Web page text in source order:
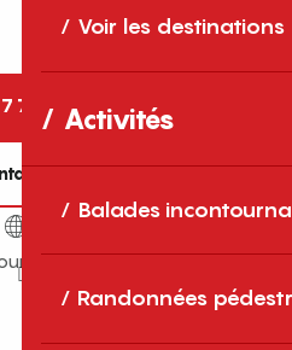
Voir les destinations
Activités
Balades
Randonnées
77 94 23 ▒▒
nous